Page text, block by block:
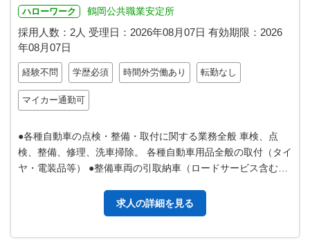
ハローワーク 鶴岡公共職業安定所
採用人数：2人 受理日： 2026年08月07日 有効期限： 2026
年08月07日
経験不問 学歴必須 時間外労働あり 転勤なし
マイカー通勤可
●各種自動車の点検・整備・取付に関する業務全般 車検、点
検、整備、修理、洗車掃除。 各種自動車用品全般の取付（タイ
ヤ・電装品等） ●整備車両の引取納車（ロードサービス含む）
求人の詳細を見る